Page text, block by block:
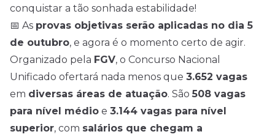
conquistar a tão sonhada estabilidade!
📅 As provas objetivas serão aplicadas no dia 5
de outubro, e agora é o momento certo de agir.
Organizado pela FGV, o Concurso Nacional
Unificado ofertará nada menos que 3.652 vagas
em diversas áreas de atuação. São 508 vagas
para nível médio e 3.144 vagas para nível
superior, com salários que chegam a